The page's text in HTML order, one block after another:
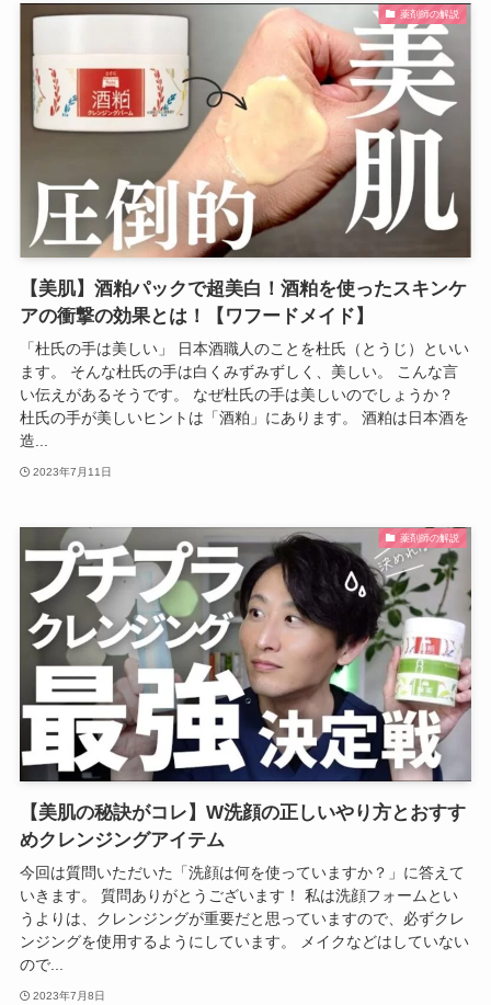
薬剤師の解説
【美肌】酒粕パックで超美白！酒粕を使ったスキンケ
アの衝撃の効果とは！【ワフードメイド】
「杜氏の手は美しい」 日本酒職人のことを杜氏（とうじ）といい
ます。 そんな杜氏の手は白くみずみずしく、美しい。 こんな言
い伝えがあるそうです。 なぜ杜氏の手は美しいのでしょうか？
杜氏の手が美しいヒントは「酒粕」にあります。 酒粕は日本酒を
造...
2023年7月11日
薬剤師の解説
【美肌の秘訣がコレ】W洗顔の正しいやり方とおすす
めクレンジングアイテム
今回は質問いただいた「洗顔は何を使っていますか？」に答えて
いきます。 質問ありがとうございます！ 私は洗顔フォームとい
うよりは、クレンジングが重要だと思っていますので、必ずクレ
ンジングを使用するようにしています。 メイクなどはしていない
ので...
2023年7月8日